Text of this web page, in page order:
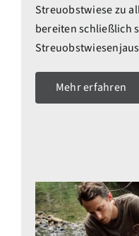
Streuobstwiese zu
bereiten schließlich
Mehr erfahren